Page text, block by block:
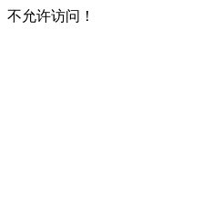
不允许访问！